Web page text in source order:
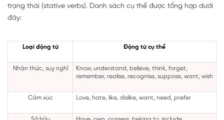
trạng thái (stative verbs). Danh sách cụ thể được tổng hợp dưới
đây:
Loại động từ Động từ cụ thể
Nhận thức, suy nghĩ
Know, understand, believe, think, forget,
remember, realise, recognise, suppose, want, wish
Cảm xúc Love, hate, like, dislike, want, need, prefer